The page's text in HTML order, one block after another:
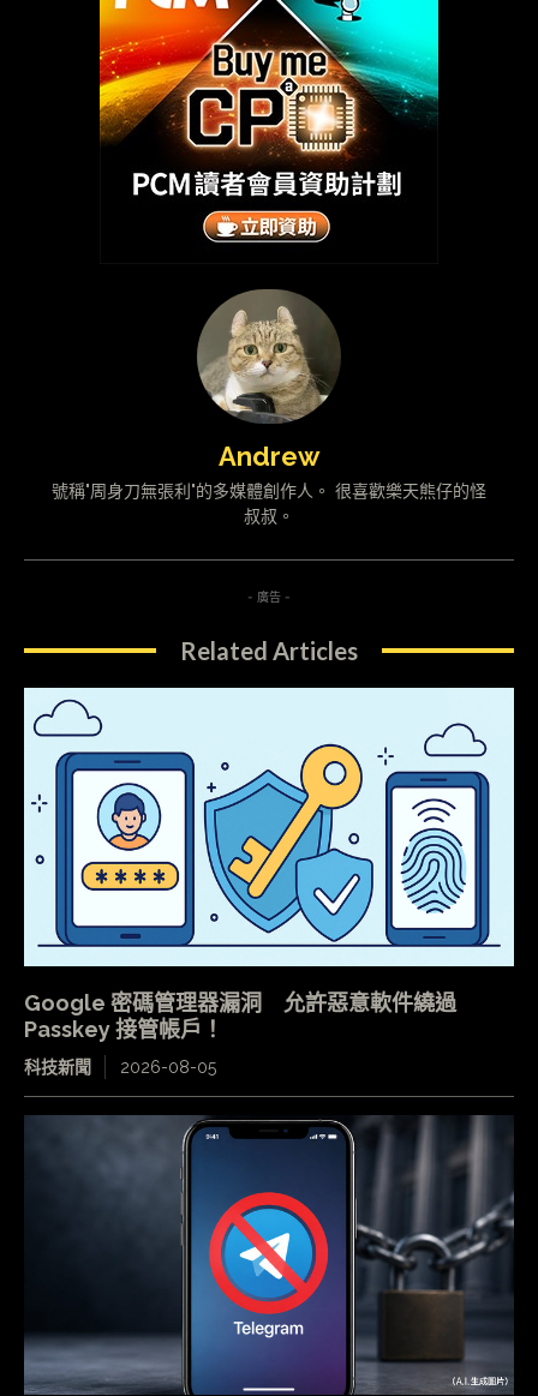
Andrew
號稱"周身刀無張利"的多媒體創作人。 很喜歡樂天熊仔的怪
叔叔。
- 廣告 -
Related Articles
Google 密碼管理器漏洞 允許惡意軟件繞過
Passkey 接管帳戶！
科技新聞 2026-08-05